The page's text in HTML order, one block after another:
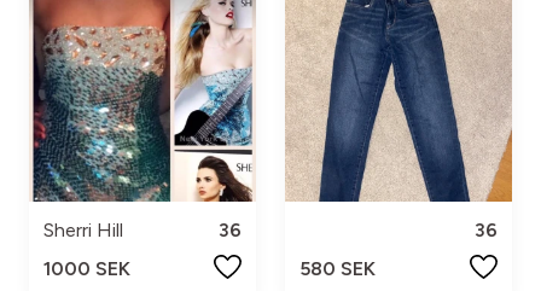
Sherri Hill
36
1000 SEK
36
580 SEK